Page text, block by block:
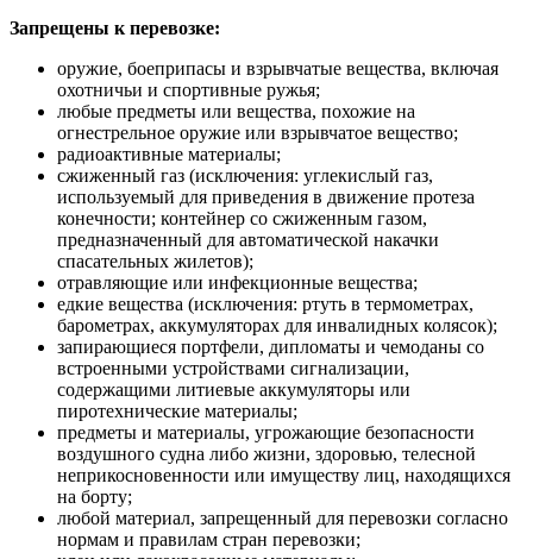
Запрещены к перевозке:
оружие, боеприпасы и взрывчатые вещества, включая
охотничьи и спортивные ружья;
любые предметы или вещества, похожие на
огнестрельное оружие или взрывчатое вещество;
радиоактивные материалы;
сжиженный газ (исключения: углекислый газ,
используемый для приведения в движение протеза
конечности; контейнер со сжиженным газом,
предназначенный для автоматической накачки
спасательных жилетов);
отравляющие или инфекционные вещества;
едкие вещества (исключения: ртуть в термометрах,
барометрах, аккумуляторах для инвалидных колясок);
запирающиеся портфели, дипломаты и чемоданы со
встроенными устройствами сигнализации,
содержащими литиевые аккумуляторы или
пиротехнические материалы;
предметы и материалы, угрожающие безопасности
воздушного судна либо жизни, здоровью, телесной
неприкосновенности или имуществу лиц, находящихся
на борту;
любой материал, запрещенный для перевозки согласно
нормам и правилам стран перевозки;